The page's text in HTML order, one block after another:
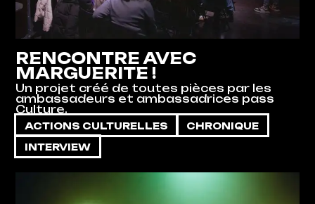
RENCONTRE AVEC
MARGUERITE !
Un projet créé de toutes pièces par les
ambassadeurs et ambassadrices pass
Culture.
ACTIONS CULTURELLES
CHRONIQUE
INTERVIEW